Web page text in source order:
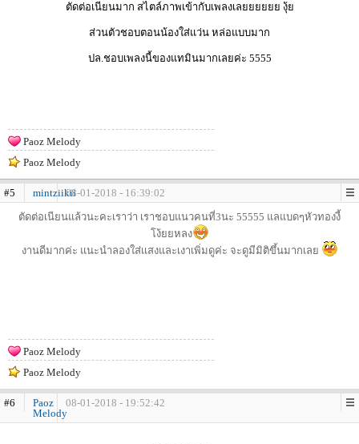
ตัดต่อเนียนมาก สไตล์ภาพเข้ากับเพลงเลยยยยยย งุ้ย
ส่วนตัวชอบตอนน้องใส่แว่น หล่อแบบมาก
ปล.ชอบเพลงนี้ของแทมินมากเลยค่ะ 5555
Paoz Melody
Paoz Melody
#5 mintziikii08-01-2018 - 16:39:02
ตัดต่อเนียนแล้วนะคะเราว่า เราชอบแนวคนที่3นะ 55555 แลแบดๆหัวทองงี้
โง้ยยหลง
งานดีมากค่ะ แนะนำลองใส่เเสงและเงาเพิ่มดูค่ะ จะดูมีมิติขึ้นมากเลย
Paoz Melody
Paoz Melody
#6
Paoz
Melody
08-01-2018 - 19:52:42